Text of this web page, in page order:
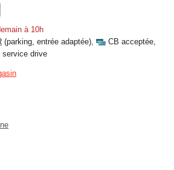
à 10h
(parking, entrée adaptée), CB acceptée,
service drive